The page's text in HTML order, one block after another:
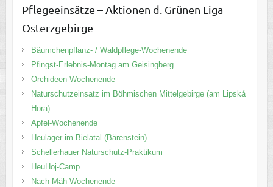
Pflegeeinsätze – Aktionen d. Grünen Liga
Osterzgebirge
Bäumchenpflanz- / Waldpflege-Wochenende
Pfingst-Erlebnis-Montag am Geisingberg
Orchideen-Wochenende
Naturschutzeinsatz im Böhmischen Mittelgebirge (am Lipská
Hora)
Apfel-Wochenende
Heulager im Bielatal (Bärenstein)
Schellerhauer Naturschutz-Praktikum
HeuHoj-Camp
Nach-Mäh-Wochenende